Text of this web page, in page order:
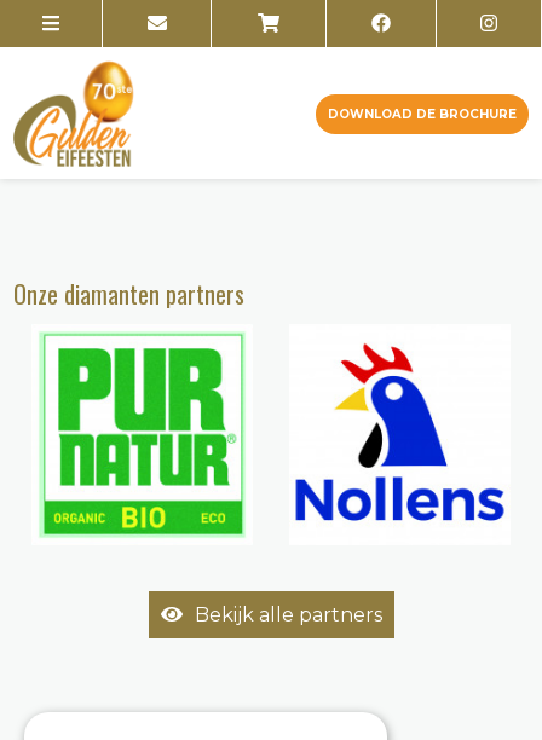
DOWNLOAD DE BROCHURE
Onze diamanten partners
Bekijk alle partners